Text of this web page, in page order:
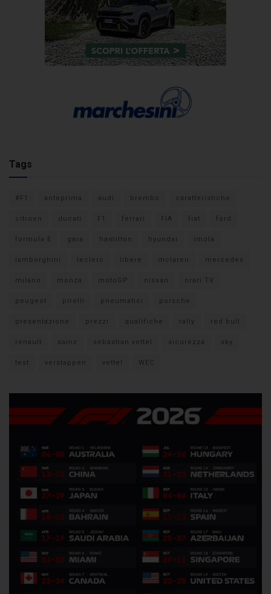
Tags
#F1 anteprima audi brembo caratteristiche
citroen ducati F1 ferrari FIA fiat ford
formula E gara hamilton hyundai imola
lamborghini leclerc libere mclaren mercedes
milano monza motoGP nissan orari TV
peugeot pirelli pneumatici porsche
presentazione prezzi qualifiche rally red bull
renault sainz sebastian vettel sicurezza sky
test verstappen vettel WEC